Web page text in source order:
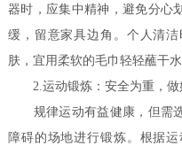
器时，应集中精神，避免分心
缓，留意家具边角。个人清
肤，宜用柔软的毛巾轻轻蘸干水
2.运动锻炼：安全为重，做
规律运动有益健康，但需选
障碍的场地进行锻炼。根据